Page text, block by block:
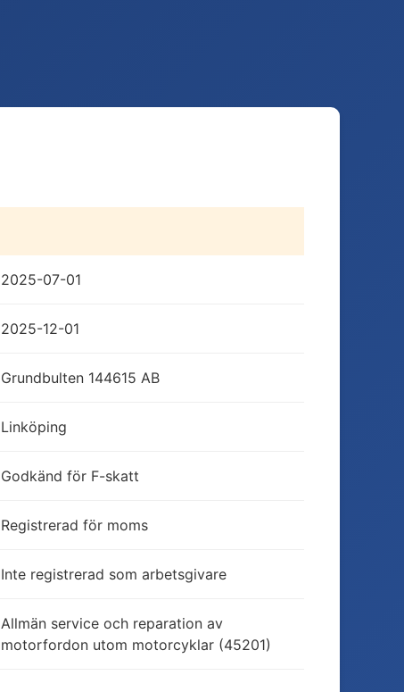
2025-07-01
2025-12-01
Grundbulten 144615 AB
Linköping
Godkänd för F-skatt
Registrerad för moms
Inte registrerad som arbetsgivare
Allmän service och reparation av
motorfordon utom motorcyklar (45201)